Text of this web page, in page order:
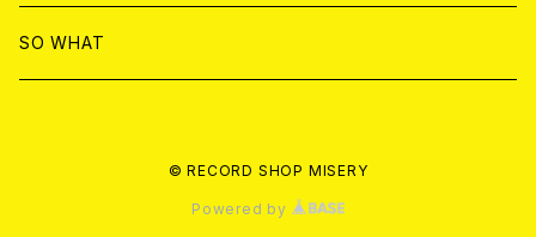
DVD
PATCH
書籍
SO WHAT
© RECORD SHOP MISERY
Powered by